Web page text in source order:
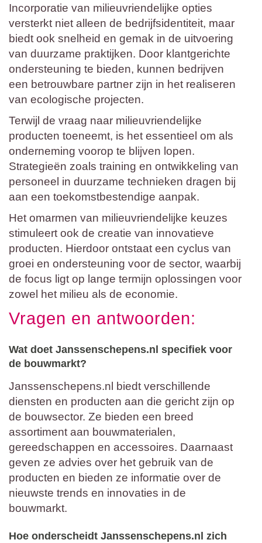
Incorporatie van milieuvriendelijke opties
versterkt niet alleen de bedrijfsidentiteit, maar
biedt ook snelheid en gemak in de uitvoering
van duurzame praktijken. Door klantgerichte
ondersteuning te bieden, kunnen bedrijven
een betrouwbare partner zijn in het realiseren
van ecologische projecten.
Terwijl de vraag naar milieuvriendelijke
producten toeneemt, is het essentieel om als
onderneming voorop te blijven lopen.
Strategieën zoals training en ontwikkeling van
personeel in duurzame technieken dragen bij
aan een toekomstbestendige aanpak.
Het omarmen van milieuvriendelijke keuzes
stimuleert ook de creatie van innovatieve
producten. Hierdoor ontstaat een cyclus van
groei en ondersteuning voor de sector, waarbij
de focus ligt op lange termijn oplossingen voor
zowel het milieu als de economie.
Vragen en antwoorden:
Wat doet Janssenschepens.nl specifiek voor
de bouwmarkt?
Janssenschepens.nl biedt verschillende
diensten en producten aan die gericht zijn op
de bouwsector. Ze bieden een breed
assortiment aan bouwmaterialen,
gereedschappen en accessoires. Daarnaast
geven ze advies over het gebruik van de
producten en bieden ze informatie over de
nieuwste trends en innovaties in de
bouwmarkt.
Hoe onderscheidt Janssenschepens.nl zich